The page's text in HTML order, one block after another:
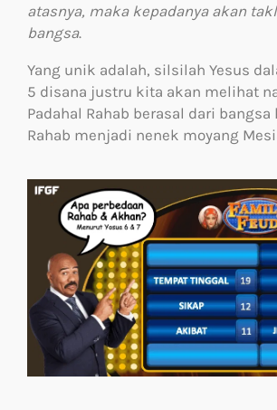
atasnya, maka kepadanya akan
bangsa.
Yang unik adalah, silsilah Yesus
5 disana justru kita akan melihat
Padahal Rahab berasal dari bangsa
Rahab menjadi nenek moyang